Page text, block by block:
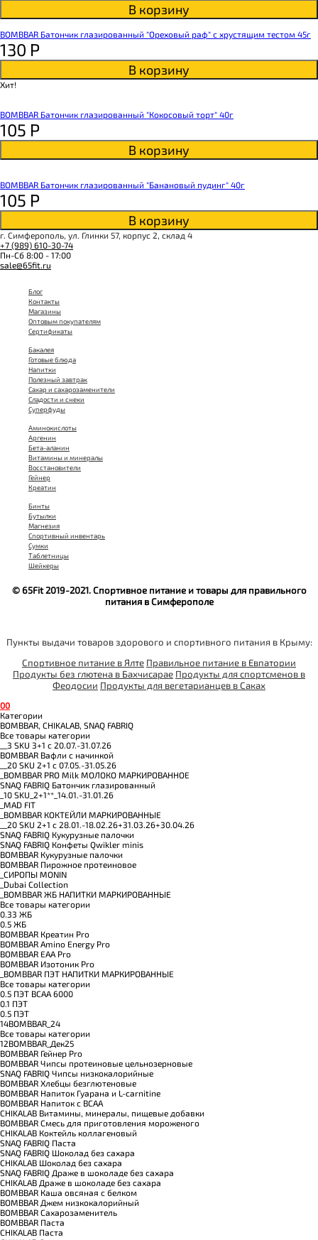
В корзину
BOMBBAR Батончик глазированный "Ореховый раф" с хрустящим тестом 45г
130 Р
В корзину
Хит!
BOMBBAR Батончик глазированный "Кокосовый торт" 40г
105 Р
В корзину
BOMBBAR Батончик глазированный "Банановый пудинг" 40г
105 Р
В корзину
г. Симферополь, ул. Глинки 57, корпус 2, склад 4
+7 (989) 610-30-74
Пн-Сб 8:00 - 17:00
sale@65fit.ru
Блог
Контакты
Магазины
Оптовым покупателям
Сертификаты
Бакалея
Готовые блюда
Напитки
Полезный завтрак
Сахар и сахарозаменители
Сладости и снеки
Суперфуды
Аминокислоты
Аргенин
Бета-аланин
Витамины и минералы
Восстановители
Гейнер
Креатин
Бинты
Бутылки
Магнезия
Спортивный инвентарь
Сумки
Таблетницы
Шейкеры
© 65Fit 2019-2021. Спортивное питание и товары для правильного
питания в Симферополе
Пункты выдачи товаров здорового и спортивного питания в Крыму:
Спортивное питание в Ялте Правильное питание в Евпатории
Продукты без глютена в Бахчисарае Продукты для спортсменов в
Феодосии Продукты для вегетарианцев в Саках
00
Категории
BOMBBAR, CHIKALAB, SNAQ FABRIQ
Все товары категории
__3 SKU 3+1 с 20.07.-31.07.26
BOMBBAR Вафли с начинкой
__20 SKU 2+1 с 07.05.-31.05.26
_BOMBBAR PRO Milk МОЛОКО МАРКИРОВАННОЕ
SNAQ FABRIQ Батончик глазированный
_10 SKU_2+1**_14.01.-31.01.26
_MAD FIT
_BOMBBAR КОКТЕЙЛИ МАРКИРОВАННЫЕ
__20 SKU 2+1 с 28.01.-18.02.26+31.03.26+30.04.26
SNAQ FABRIQ Кукурузные палочки
SNAQ FABRIQ Конфеты Qwikler minis
BOMBBAR Кукурузные палочки
BOMBBAR Пирожное протеиновое
_CИРОПЫ MONIN
_Dubai Collection
_BOMBBAR ЖБ НАПИТКИ МАРКИРОВАННЫЕ
Все товары категории
0.33 ЖБ
0.5 ЖБ
BOMBBAR Креатин Pro
BOMBBAR Amino Energy Pro
BOMBBAR EAA Pro
BOMBBAR Изотоник Pro
_BOMBBAR ПЭТ НАПИТКИ МАРКИРОВАННЫЕ
Все товары категории
0.5 ПЭТ ВСАА 6000
0.1 ПЭТ
0.5 ПЭТ
14BOMBBAR_24
Все товары категории
12BOMBBAR_Дек25
BOMBBAR Гейнер Pro
BOMBBAR Чипсы протеиновые цельнозерновые
SNAQ FABRIQ Чипсы низкокалорийные
BOMBBAR Хлебцы безглютеновые
BOMBBAR Напиток Гуарана и L-carnitine
BOMBBAR Напиток с BCAA
CHIKALAB Витамины, минералы, пищевые добавки
BOMBBAR Смесь для приготовления мороженого
CHIKALAB Коктейль коллагеновый
SNAQ FABRIQ Паста
SNAQ FABRIQ Шоколад без сахара
CHIKALAB Шоколад без сахара
SNAQ FABRIQ Драже в шоколаде без сахара
CHIKALAB Драже в шоколаде без сахара
BOMBBAR Каша овсяная с белком
BOMBBAR Джем низкокалорийный
BOMBBAR Сахарозаменитель
BOMBBAR Паста
CHIKALAB Паста